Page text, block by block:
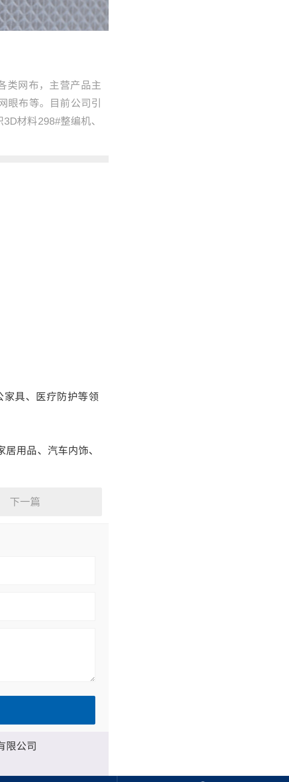
类网布，主营产品主
眼布等。目前公司引
材料298#整编机、
具、医疗防护等领
用品、汽车内饰、
下一篇
限公司